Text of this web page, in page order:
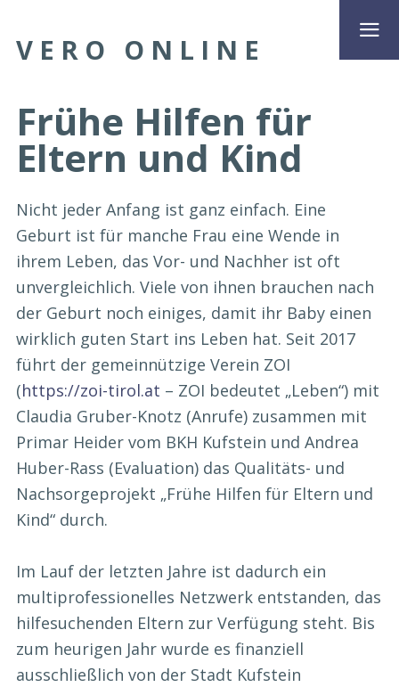
VERO ONLINE
Frühe Hilfen für
Eltern und Kind
Nicht jeder Anfang ist ganz einfach. Eine
Geburt ist für manche Frau eine Wende in
ihrem Leben, das Vor- und Nachher ist oft
unvergleichlich. Viele von ihnen brauchen nach
der Geburt noch einiges, damit ihr Baby einen
wirklich guten Start ins Leben hat. Seit 2017
führt der gemeinnützige Verein ZOI
(https://zoi-tirol.at – ZOI bedeutet „Leben“) mit
Claudia Gruber-Knotz (Anrufe) zusammen mit
Primar Heider vom BKH Kufstein und Andrea
Huber-Rass (Evaluation) das Qualitäts- und
Nachsorgeprojekt „Frühe Hilfen für Eltern und
Kind“ durch.
Im Lauf der letzten Jahre ist dadurch ein
multiprofessionelles Netzwerk entstanden, das
hilfesuchenden Eltern zur Verfügung steht. Bis
zum heurigen Jahr wurde es finanziell
ausschließlich von der Stadt Kufstein